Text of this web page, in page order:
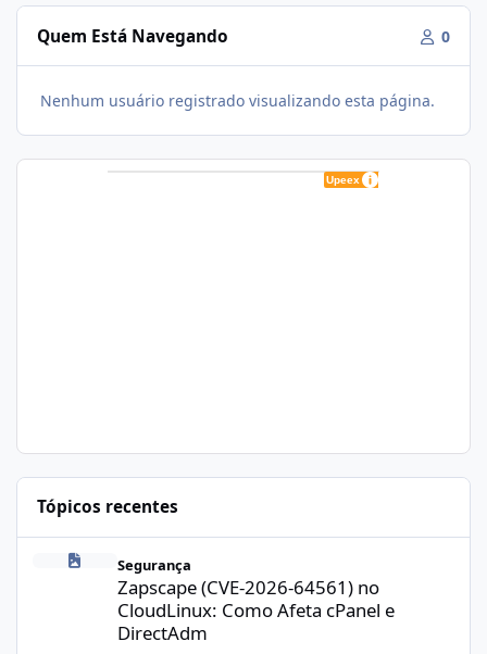
Quem Está Navegando 0
Nenhum usuário registrado visualizando esta página.
Tópicos recentes
Zapscape (CVE-2026-64561) no CloudLinux: Como Afeta cPanel
Segurança
Zapscape (CVE-2026-64561) no
CloudLinux: Como Afeta cPanel e
DirectAdm